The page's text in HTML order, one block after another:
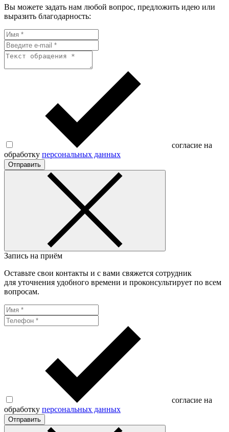
Вы можете задать нам любой вопрос, предложить идею или
выразить благодарность:
согласие на
обработку персональных данных
Отправить
Запись на приём
Оставьте свои контакты и с вами свяжется сотрудник
для уточнения удобного времени и проконсультирует по всем
вопросам.
согласие на
обработку персональных данных
Отправить